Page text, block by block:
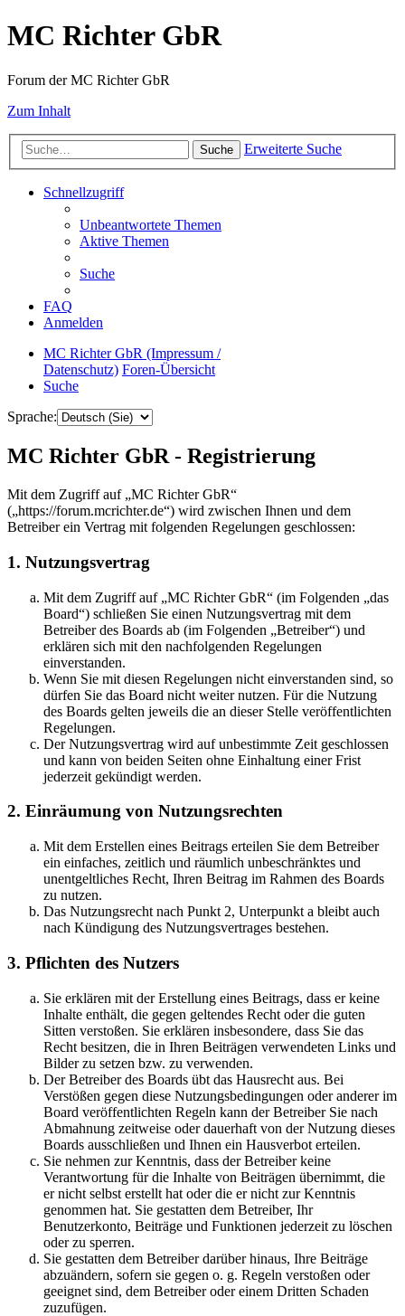
MC Richter GbR
Forum der MC Richter GbR
Zum Inhalt
Suche Erweiterte Suche
Schnellzugriff
Unbeantwortete Themen
Aktive Themen
Suche
FAQ
Anmelden
MC Richter GbR (Impressum /
Datenschutz) Foren-Übersicht
Suche
Sprache:
MC Richter GbR - Registrierung
Mit dem Zugriff auf „MC Richter GbR“
(„https://forum.mcrichter.de“) wird zwischen Ihnen und dem
Betreiber ein Vertrag mit folgenden Regelungen geschlossen:
1. Nutzungsvertrag
Mit dem Zugriff auf „MC Richter GbR“ (im Folgenden „das
Board“) schließen Sie einen Nutzungsvertrag mit dem
Betreiber des Boards ab (im Folgenden „Betreiber“) und
erklären sich mit den nachfolgenden Regelungen
einverstanden.
Wenn Sie mit diesen Regelungen nicht einverstanden sind, so
dürfen Sie das Board nicht weiter nutzen. Für die Nutzung
des Boards gelten jeweils die an dieser Stelle veröffentlichten
Regelungen.
Der Nutzungsvertrag wird auf unbestimmte Zeit geschlossen
und kann von beiden Seiten ohne Einhaltung einer Frist
jederzeit gekündigt werden.
2. Einräumung von Nutzungsrechten
Mit dem Erstellen eines Beitrags erteilen Sie dem Betreiber
ein einfaches, zeitlich und räumlich unbeschränktes und
unentgeltliches Recht, Ihren Beitrag im Rahmen des Boards
zu nutzen.
Das Nutzungsrecht nach Punkt 2, Unterpunkt a bleibt auch
nach Kündigung des Nutzungsvertrages bestehen.
3. Pflichten des Nutzers
Sie erklären mit der Erstellung eines Beitrags, dass er keine
Inhalte enthält, die gegen geltendes Recht oder die guten
Sitten verstoßen. Sie erklären insbesondere, dass Sie das
Recht besitzen, die in Ihren Beiträgen verwendeten Links und
Bilder zu setzen bzw. zu verwenden.
Der Betreiber des Boards übt das Hausrecht aus. Bei
Verstößen gegen diese Nutzungsbedingungen oder anderer im
Board veröffentlichten Regeln kann der Betreiber Sie nach
Abmahnung zeitweise oder dauerhaft von der Nutzung dieses
Boards ausschließen und Ihnen ein Hausverbot erteilen.
Sie nehmen zur Kenntnis, dass der Betreiber keine
Verantwortung für die Inhalte von Beiträgen übernimmt, die
er nicht selbst erstellt hat oder die er nicht zur Kenntnis
genommen hat. Sie gestatten dem Betreiber, Ihr
Benutzerkonto, Beiträge und Funktionen jederzeit zu löschen
oder zu sperren.
Sie gestatten dem Betreiber darüber hinaus, Ihre Beiträge
abzuändern, sofern sie gegen o. g. Regeln verstoßen oder
geeignet sind, dem Betreiber oder einem Dritten Schaden
zuzufügen.